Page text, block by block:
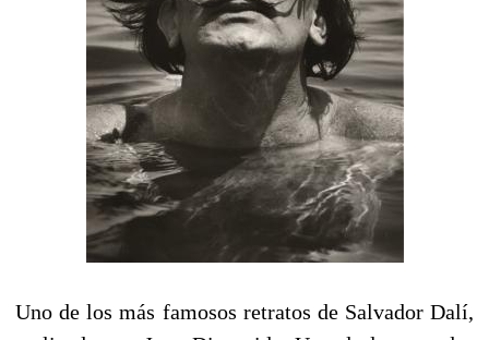
Uno de los más famosos retratos de Salvador Dalí,